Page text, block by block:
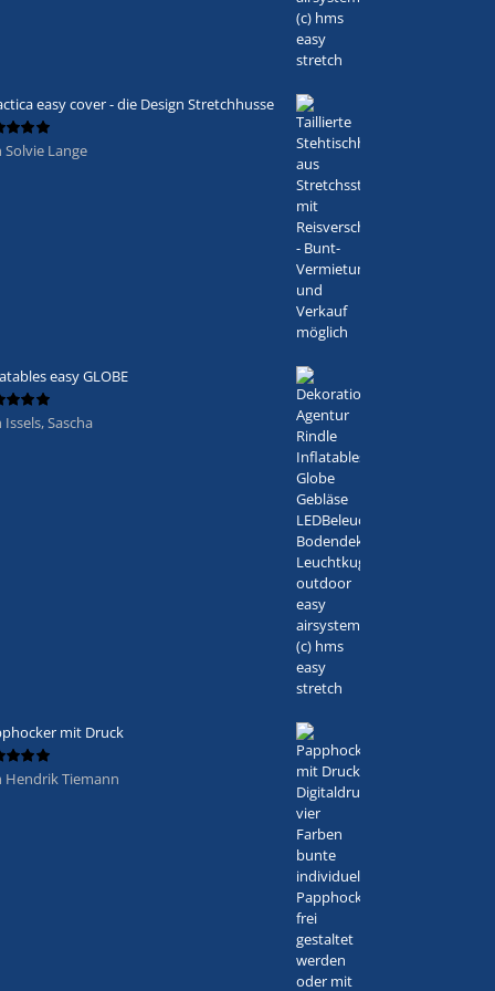
easy cover - die Design Stretchhusse
Solvie Lange
easy GLOBE
Sascha
mit Druck
Hendrik Tiemann